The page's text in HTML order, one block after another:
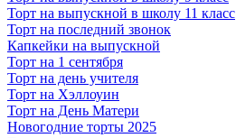
Торт на выпускной в школу 11 класс
Торт на последний звонок
Капкейки на выпускной
Торт на 1 сентября
Торт на день учителя
Торт на Хэллоуин
Торт на День Матери
Новогодние торты 2025